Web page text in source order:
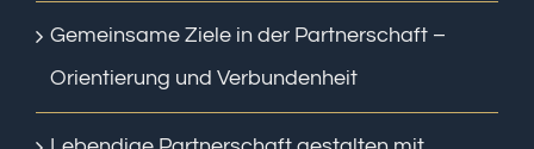
Gemeinsame Ziele in der Partnerschaft –
Orientierung und Verbundenheit